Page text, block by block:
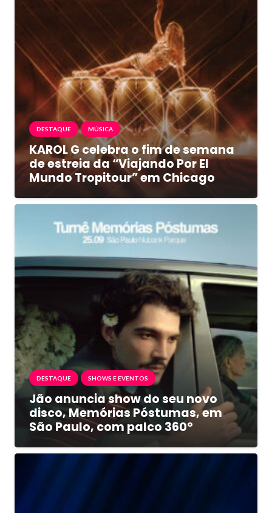
DESTAQUE MÚSICA
KAROL G celebra o fim de semana
de estreia da “Viajando Por El
Mundo Tropitour” em Chicago
DESTAQUE SHOWS E EVENTOS
Jão anuncia show do seu novo
disco, Memórias Póstumas, em
São Paulo, com palco 360º